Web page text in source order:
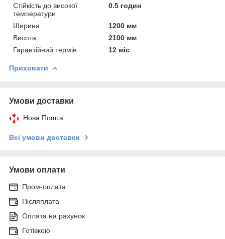
Стійкість до високої
температури
0.5 годин
Ширина
1200 мм
Висота
2100 мм
Гарантійний термін
12 міс
Приховати
Умови доставки
Нова Пошта
Всі умови доставки
Умови оплати
Пром-оплата
Післяплата
Оплата на рахунок
Готівкою